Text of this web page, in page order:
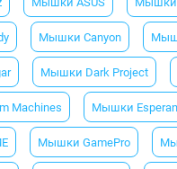
Мышки Canyon
Мышки Dark Project
Machines Мышки
Мышки GamePro